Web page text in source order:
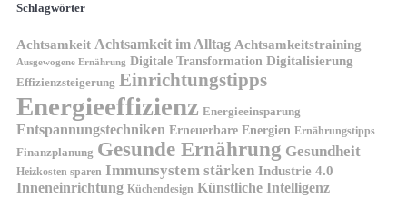
Schlagwörter
Achtsamkeit Achtsamkeit im Alltag Achtsamkeitstraining
Ausgewogene Ernährung Digitale Transformation Digitalisierung
Effizienzsteigerung Einrichtungstipps
Energieeffizienz Energieeinsparung
Entspannungstechniken Erneuerbare Energien Ernährungstipps
Finanzplanung Gesunde Ernährung Gesundheit
Heizkosten sparen Immunsystem stärken Industrie 4.0
Inneneinrichtung Küchendesign Künstliche Intelligenz